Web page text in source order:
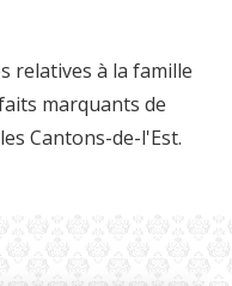
relatives à la famille
marquants de
Cantons-de-l'Est.